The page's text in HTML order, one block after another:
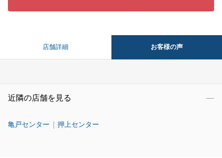
店舗詳細 お客様の声
近隣の店舗を見る
亀戸センター 押上センター